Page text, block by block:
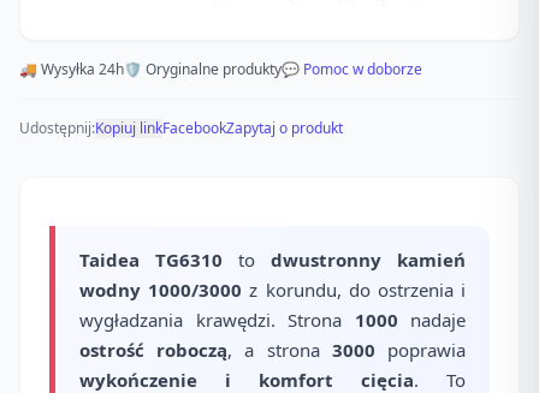
🚚 Wysyłka 24h🛡️ Oryginalne produkty💬 Pomoc w doborze
Udostępnij:Kopiuj linkFacebookZapytaj o produkt
Taidea TG6310 to dwustronny kamień
wodny 1000/3000 z korundu, do ostrzenia i
wygładzania krawędzi. Strona 1000 nadaje
ostrość roboczą, a strona 3000 poprawia
wykończenie i komfort cięcia. To